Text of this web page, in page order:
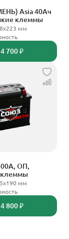
Asia 40Ач
клеммы
мм
4 700 ₽
ОП,
клеммы
мм
4 800 ₽